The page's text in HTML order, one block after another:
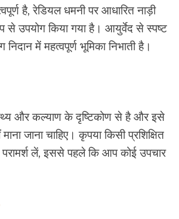
है, रेडियल धमनी पर आधारित नाड़ी
से उपयोग किया गया है। आयुर्वेद से स्पष्ट
निदान में महत्वपूर्ण भूमिका निभाती है।
और कल्याण के दृष्टिकोण से है और इसे
जाना चाहिए। कृपया किसी प्रशिक्षित
परामर्श लें, इससे पहले कि आप कोई उपचार